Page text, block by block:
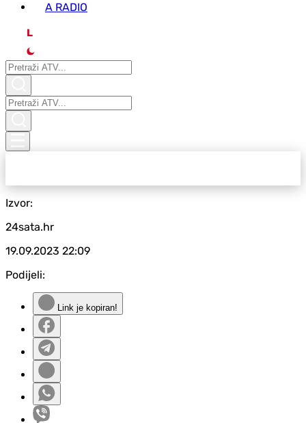
A RADIO
L
Izvor:
24sata.hr
19.09.2023 22:09
Podijeli:
Link je kopiran!